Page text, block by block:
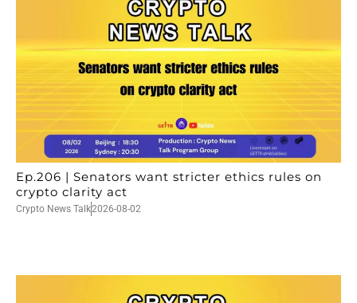
Ep.206 | Senators want stricter ethics rules on
crypto clarity act
Crypto News Talk2026-08-02